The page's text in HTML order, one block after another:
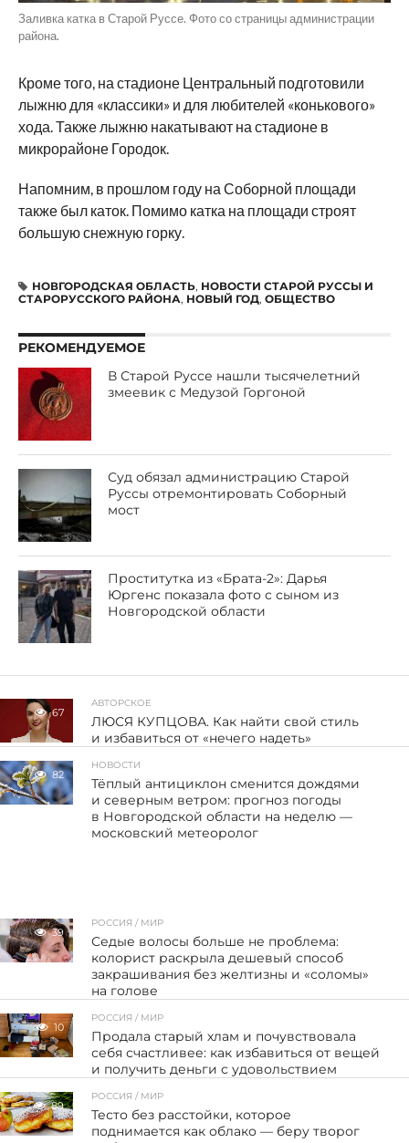
Заливка катка в Старой Руссе. Фото со страницы администрации
района.
Кроме того, на стадионе Центральный подготовили
лыжню для «классики» и для любителей «конькового»
хода. Также лыжню накатывают на стадионе в
микрорайоне Городок.
Напомним, в прошлом году на Соборной площади
также был каток. Помимо катка на площади строят
большую снежную горку.
НОВГОРОДСКАЯ ОБЛАСТЬ, НОВОСТИ СТАРОЙ РУССЫ И
СТАРОРУССКОГО РАЙОНА, НОВЫЙ ГОД, ОБЩЕСТВО
РЕКОМЕНДУЕМОЕ
В Старой Руссе нашли тысячелетний
змеевик с Медузой Горгоной
Суд обязал администрацию Старой
Руссы отремонтировать Соборный
мост
Проститутка из «Брата-2»: Дарья
Юргенс показала фото с сыном из
Новгородской области
67
АВТОРСКОЕ
ЛЮСЯ КУПЦОВА. Как найти свой стиль
и избавиться от «нечего надеть»
82
НОВОСТИ
Тёплый антициклон сменится дождями
и северным ветром: прогноз погоды
в Новгородской области на неделю —
московский метеоролог
39
РОССИЯ / МИР
Седые волосы больше не проблема:
колорист раскрыла дешевый способ
закрашивания без желтизны и «соломы»
на голове
10
РОССИЯ / МИР
Продала старый хлам и почувствовала
себя счастливее: как избавиться от вещей
и получить деньги с удовольствием
89
РОССИЯ / МИР
Тесто без расстойки, которое
поднимается как облако — беру творог